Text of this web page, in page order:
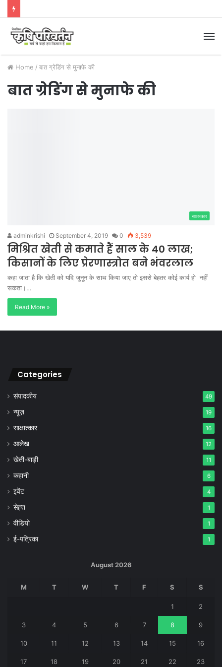
Home / बात ग्रेडिंग से मुनाफे की
बात ग्रेडिंग से मुनाफे की
साक्षात्कार
adminkrishi September 4, 2019 0 3,539
मिश्रित खेती से कमाते हैं साल के 40 लाख;
किसानों के लिए प्रेरणास्त्रोत बने भंवरलाल
कहा जाता है कि खेती को यदि जुनून के साथ किया जाए तो इससे बेहतर कोई कार्य हो नहीं
सकता।…
Read More »
Categories
संपादकीय 49
न्यूज़ 19
साक्षात्कार 16
आलेख 12
खेती-बाड़ी 11
कहानी 6
इवेंट 4
सेह्त 1
वीडियो 1
ई-पत्रिका 1
August 2026
M T W T F S S
1 2
3 4 5 6 7 8 9
10 11 12 13 14 15 16
17 18 19 20 21 22 23